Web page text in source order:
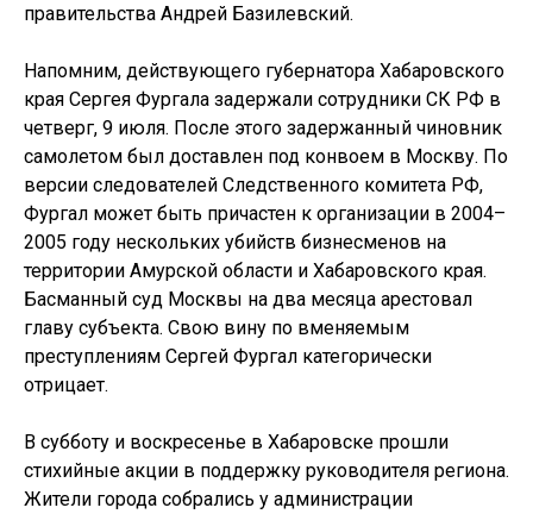
правительства Андрей Базилевский.
Напомним, действующего губернатора Хабаровского
края Сергея Фургала задержали сотрудники СК РФ в
четверг, 9 июля. После этого задержанный чиновник
самолетом был доставлен под конвоем в Москву. По
версии следователей Следственного комитета РФ,
Фургал может быть причастен к организации в 2004–
2005 году нескольких убийств бизнесменов на
территории Амурской области и Хабаровского края.
Басманный суд Москвы на два месяца арестовал
главу субъекта. Свою вину по вменяемым
преступлениям Сергей Фургал категорически
отрицает.
В субботу и воскресенье в Хабаровске прошли
стихийные акции в поддержку руководителя региона.
Жители города собрались у администрации